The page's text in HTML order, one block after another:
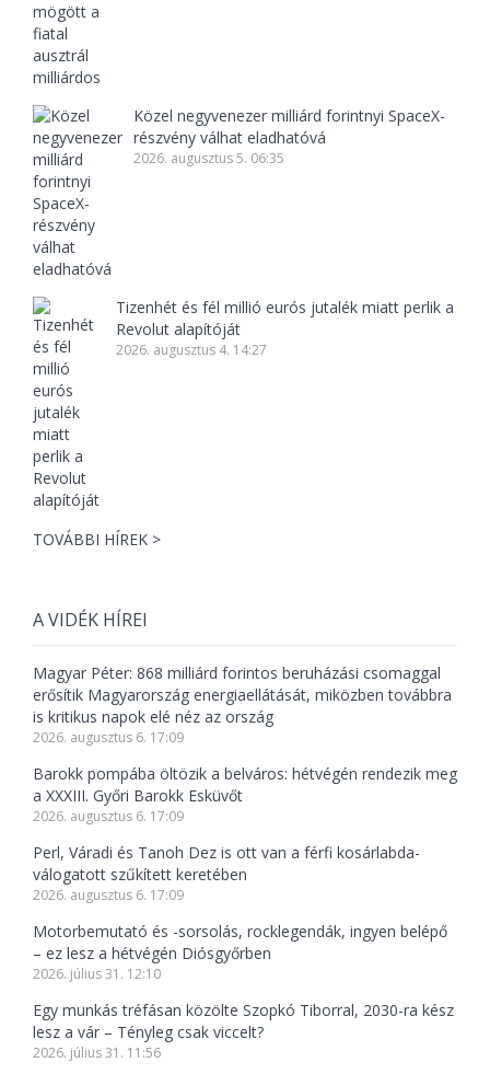
Közel negyvenezer milliárd forintnyi SpaceX-
részvény válhat eladhatóvá
2026. augusztus 5. 06:35
Tizenhét és fél millió eurós jutalék miatt perlik a
Revolut alapítóját
2026. augusztus 4. 14:27
TOVÁBBI HÍREK >
A VIDÉK HÍREI
Magyar Péter: 868 milliárd forintos beruházási csomaggal
erősítik Magyarország energiaellátását, miközben továbbra
is kritikus napok elé néz az ország
2026. augusztus 6. 17:09
Barokk pompába öltözik a belváros: hétvégén rendezik meg
a XXXIII. Győri Barokk Esküvőt
2026. augusztus 6. 17:09
Perl, Váradi és Tanoh Dez is ott van a férfi kosárlabda-
válogatott szűkített keretében
2026. augusztus 6. 17:09
Motorbemutató és -sorsolás, rocklegendák, ingyen belépő
– ez lesz a hétvégén Diósgyőrben
2026. július 31. 12:10
Egy munkás tréfásan közölte Szopkó Tiborral, 2030-ra kész
lesz a vár – Tényleg csak viccelt?
2026. július 31. 11:56